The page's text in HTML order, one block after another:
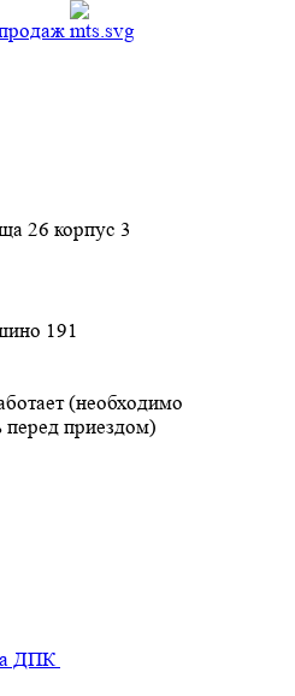
26 корпус 3
191
(необходимо
перед приездом)
ДПК